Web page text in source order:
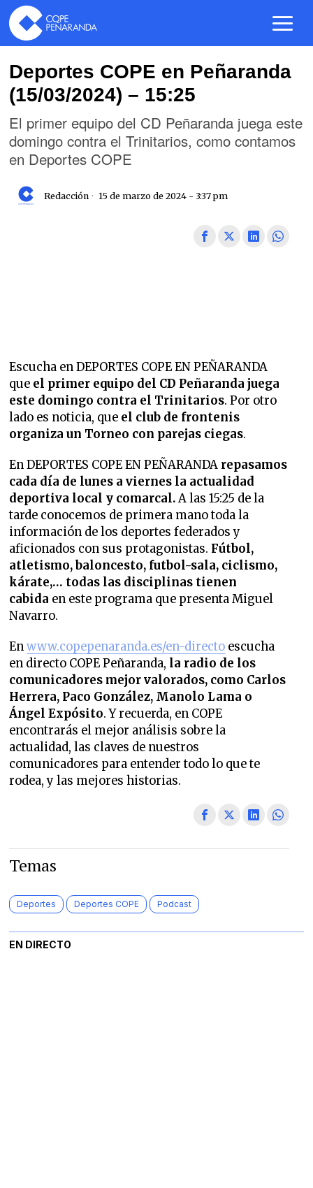
Deportes COPE en Peñaranda
(15/03/2024) – 15:25
El primer equipo del CD Peñaranda juega este
domingo contra el Trinitarios, como contamos
en Deportes COPE
Redacción 15 de marzo de 2024 - 3:37 pm
Escucha en DEPORTES COPE EN PEÑARANDA
que el primer equipo del CD Peñaranda juega
este domingo contra el Trinitarios. Por otro
lado es noticia, que el club de frontenis
organiza un Torneo con parejas ciegas.
En DEPORTES COPE EN PEÑARANDA repasamos
cada día de lunes a viernes la actualidad
deportiva local y comarcal.A las 15:25 de la
tarde conocemos de primera mano toda la
información de los deportes federados y
aficionados con sus protagonistas. Fútbol,
atletismo, baloncesto, futbol-sala, ciclismo,
kárate,… todas las disciplinas tienen
cabida en este programa que presenta Miguel
Navarro.
Enwww.copepenaranda.es/en-directo escucha
en directo COPE Peñaranda, la radio de los
comunicadores mejor valorados, como Carlos
Herrera, Paco González, Manolo Lama o
Ángel Expósito. Y recuerda, en COPE
encontrarás el mejor análisis sobre la
actualidad, las claves de nuestros
comunicadores para entender todo lo que te
rodea, y las mejores historias.
Temas
Deportes Deportes COPE Podcast
EN DIRECTO